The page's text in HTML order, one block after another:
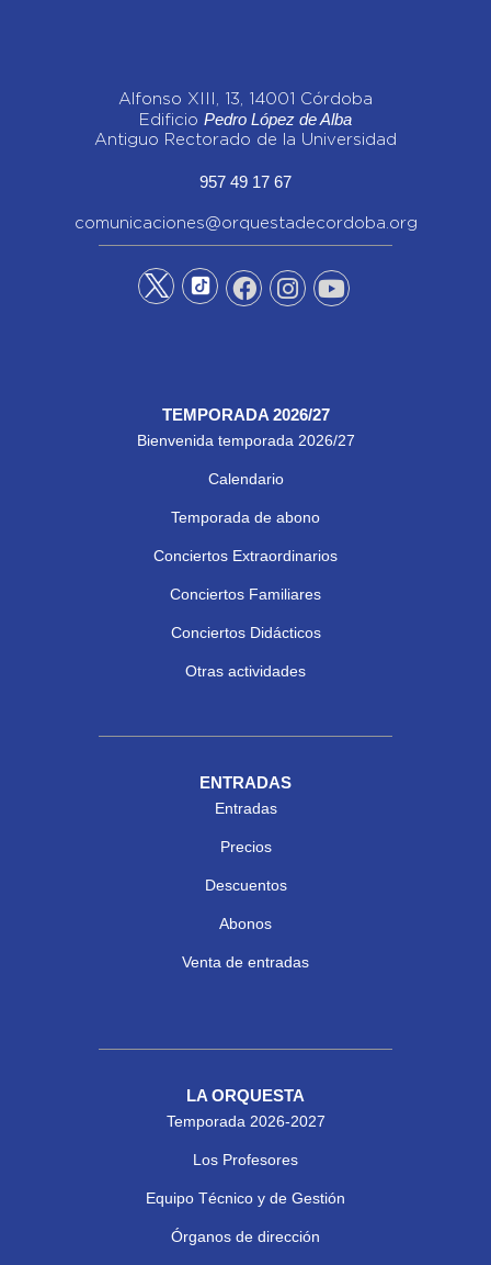
Alfonso XIII, 13, 14001 Córdoba
Edificio Pedro López de Alba
Antiguo Rectorado de la Universidad
957 49 17 67
comunicaciones@orquestadecordoba.org
TEMPORADA 2026/27
Bienvenida temporada 2026/27
Calendario
Temporada de abono
Conciertos Extraordinarios
Conciertos Familiares
Conciertos Didácticos
Otras actividades
ENTRADAS
Entradas
Precios
Descuentos
Abonos
Venta de entradas
LA ORQUESTA
Temporada 2026-2027
Los Profesores
Equipo Técnico y de Gestión
Órganos de dirección